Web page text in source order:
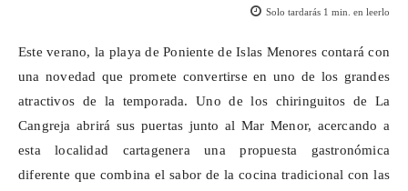
Solo tardarás 1 min. en leerlo
Este verano, la playa de Poniente de Islas Menores contará con
una novedad que promete convertirse en uno de los grandes
atractivos de la temporada. Uno de los chiringuitos de La
Cangreja abrirá sus puertas junto al Mar Menor, acercando a
esta localidad cartagenera una propuesta gastronómica
diferente que combina el sabor de la cocina tradicional con las